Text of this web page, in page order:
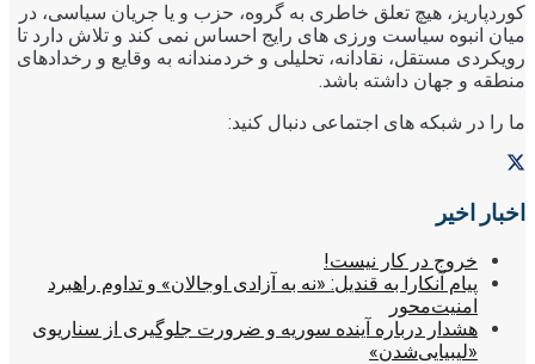
کوردپاریز، هیچ تعلق خاطری به گروه، حزب و یا جریان سیاسی، در
میان انبوه سیاست ورزی های رایج احساس نمی کند و تلاش دارد تا
رویکردی مستقل، نقادانه، تحلیلی و خردمندانه به وقایع و رخدادهای
منطقه و جهان داشته باشد.
ما را در شبکه های اجتماعی دنبال کنید:
اخبار اخیر
خروج در کار نیست!
پیام آنکارا به قندیل: «نه به آزادی اوجالان» و تداوم راهبرد
امنیت‌محور
هشدار درباره آینده سوریه و ضرورت جلوگیری از سناریوی
«لیبیایی‌شدن»